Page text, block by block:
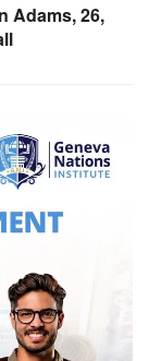
Adams, 26,